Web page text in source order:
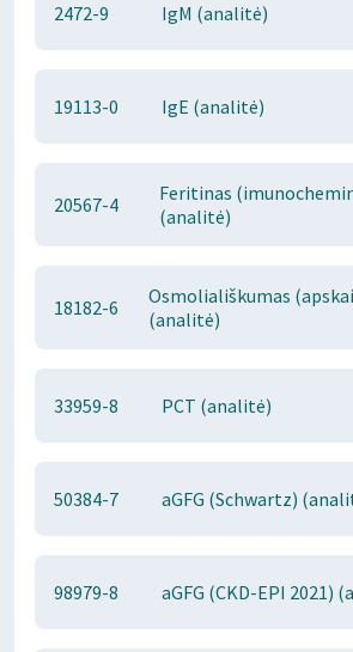
2472-9 IgM (analitė)
19113-0 IgE (analitė)
20567-4
Feritinas
(analitė)
18182-6
Osmoliališkumas
(analitė)
33959-8 PCT (analitė)
50384-7 aGFG (Schwartz)
98979-8 aGFG (CKD-EPI 2021)